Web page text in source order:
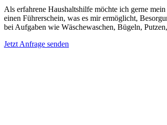
Als erfahrene Haushaltshilfe möchte ich gerne
einen Führerschein, was es mir ermöglicht,
bei Aufgaben wie Wäschewaschen, Bügeln,
Jetzt Anfrage senden